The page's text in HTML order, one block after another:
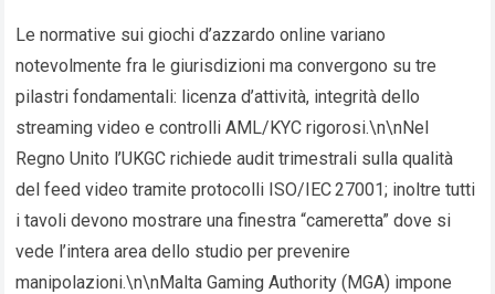
Le normative sui giochi d’azzardo online variano
notevolmente fra le giurisdizioni ma convergono su tre
pilastri fondamentali: licenza d’attività, integrità dello
streaming video e controlli AML/KYC rigorosi.\n\nNel
Regno Unito l’UKGC richiede audit trimestrali sulla qualità
del feed video tramite protocolli ISO/IEC 27001; inoltre tutti
i tavoli devono mostrare una finestra “cameretta” dove si
vede l’intera area dello studio per prevenire
manipolazioni.\n\nMalta Gaming Authority (MGA) impone